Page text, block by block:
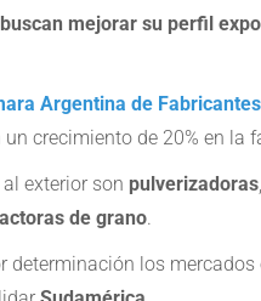
buscan mejorar su perfil
Argentina de
crecimiento de 20% en la
exterior son pulverizadoras,
de grano.
determinación los